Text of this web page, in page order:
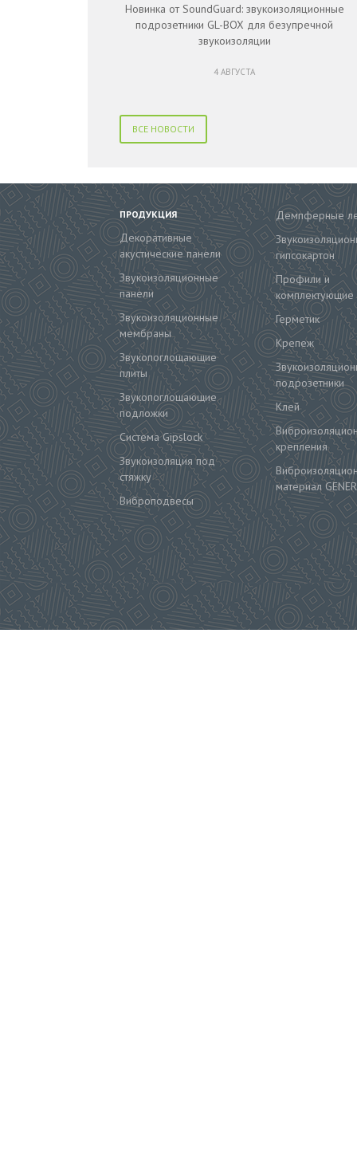
Новинка от SoundGuard: звукоизоляционные
подрозетники GL-BOX для безупречной
звукоизоляции
4 АВГУСТА
ВСЕ НОВОСТИ
ПРОДУКЦИЯ
Декоративные
акустические панели
Звукоизоляционные
панели
Звукоизоляционные
мембраны
Звукопоглощающие
плиты
Звукопоглощающие
подложки
Система Gipslock
Звукоизоляция под
стяжку
Виброподвесы
Демпферные
гипсокартон
Профили и
комплектующие
Герметик
Крепеж
подрозетники
Клей
крепления
материал